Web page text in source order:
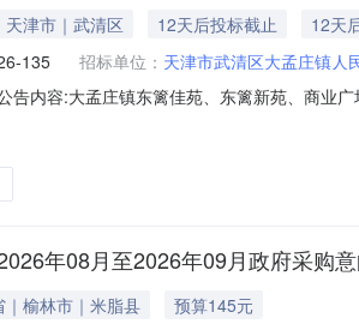
天津市｜武清区 12天后投标截止
12天
135 招标单位： 天津市武清区大孟庄镇人
告内容:大孟庄镇东篱佳苑、东篱新苑、商业
年08月至2026年09月政府采购
｜榆林市｜米脂县
预算145元